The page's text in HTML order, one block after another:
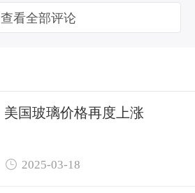
查看全部评论
美国玻璃价格再度上涨
 2025-03-18